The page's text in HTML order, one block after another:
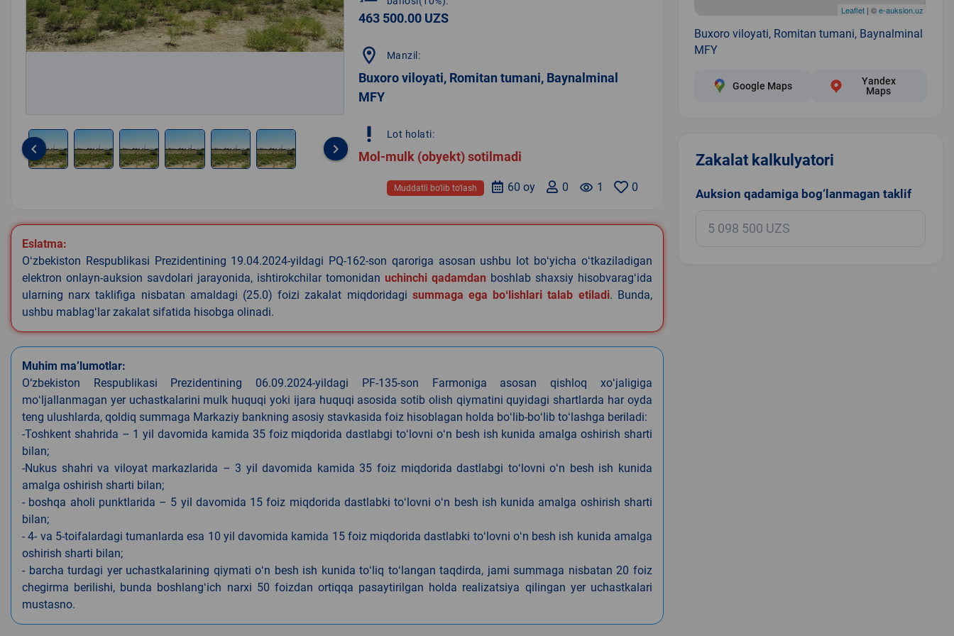
keyboard_arrow_left keyboard_arrow_right
463 500.00 UZS
location_on Manzil:
Buxoro viloyati, Romitan tumani, Baynalminal
MFY
priority_high Lot holati:
Mol-mulk (obyekt) sotilmadi
0
remove_red_eye 1
0
60 oy
Muddatli bo‘lib to‘lash
Eslatma:
Oʻzbekiston Respublikasi Prezidentining 19.04.2024-yildagi PQ-162-son qaroriga asosan ushbu lot boʻyicha oʻtkaziladigan
elektron onlayn-auksion savdolari jarayonida, ishtirokchilar tomonidan uchinchi qadamdan boshlab shaxsiy hisobvaragʻida
ularning narx taklifiga nisbatan amaldagi (25.0) foizi zakalat miqdoridagi summaga ega boʻlishlari talab etiladi. Bunda,
ushbu mablagʻlar zakalat sifatida hisobga olinadi.
Muhim ma’lumotlar:
O‘zbekiston Respublikasi Prezidentining 06.09.2024-yildagi PF-135-son Farmoniga asosan qishloq xoʻjaligiga
moʻljallanmagan yer uchastkalarini mulk huquqi yoki ijara huquqi asosida sotib olish qiymatini quyidagi shartlarda har oyda
teng ulushlarda, qoldiq summaga Markaziy bankning asosiy stavkasida foiz hisoblagan holda boʻlib-boʻlib toʻlashga beriladi:
-Toshkent shahrida – 1 yil davomida kamida 35 foiz miqdorida dastlabgi toʻlovni oʻn besh ish kunida amalga oshirish sharti
bilan;
-Nukus shahri va viloyat markazlarida – 3 yil davomida kamida 35 foiz miqdorida dastlabgi toʻlovni oʻn besh ish kunida
amalga oshirish sharti bilan;
- boshqa aholi punktlarida – 5 yil davomida 15 foiz miqdorida dastlabki toʻlovni oʻn besh ish kunida amalga oshirish sharti
bilan;
- 4- va 5-toifalardagi tumanlarda esa 10 yil davomida kamida 15 foiz miqdorida dastlabki toʻlovni oʻn besh ish kunida amalga
oshirish sharti bilan;
- barcha turdagi yer uchastkalarining qiymati oʻn besh ish kunida toʻliq toʻlangan taqdirda, jami summaga nisbatan 20 foiz
chegirma berilishi, bunda boshlangʻich narxi 50 foizdan ortiqqa pasaytirilgan holda realizatsiya qilingan yer uchastkalari
mustasno.
Leaflet| ©e-auksion.uz
Buxoro viloyati, Romitan tumani, Baynalminal
MFY
Google Maps
Yandex
Maps
Zakalat kalkulyatori
Auksion qadamiga bog‘lanmagan taklif